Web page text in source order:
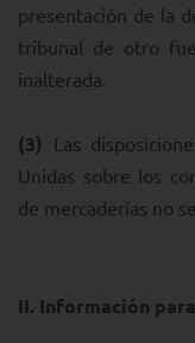
presentación de la
tribunal de otro
inalterada.
(3) Las
Unidas sobre los
de mercaderías no
II. Información